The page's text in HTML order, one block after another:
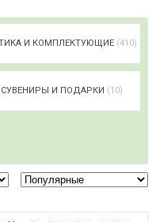
И КОМПЛЕКТУЮЩИЕ (410)
СУВЕНИРЫ И ПОДАРКИ (10)